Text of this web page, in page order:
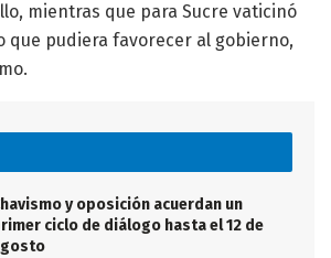
mientras que para Sucre vaticinó
que pudiera favorecer al gobierno,
y oposición acuerdan un
ciclo de diálogo hasta el 12 de